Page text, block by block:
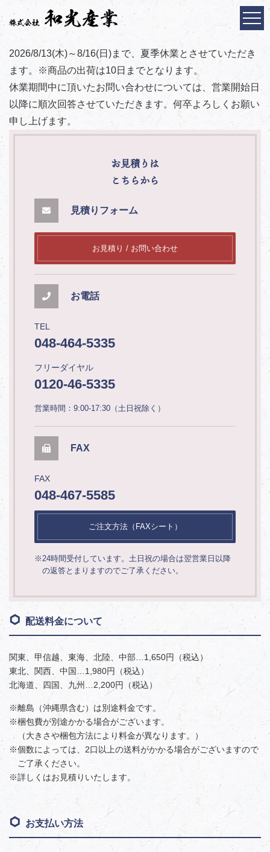
2026/8/13(木)～8/16(日)まで、夏季休業とさせていただき
ます。※商品の出荷は10日までとなります。
休業期間中に頂いたお問い合わせについては、営業開始日
以降に順次回答させていただきます。何卒よろしくお願い
申し上げます。
お見積りは
こちらから
見積りフォーム
お見積り / お問い合わせ
お電話
TEL
048-464-5335
フリーダイヤル
0120-46-5335
営業時間：9:00-17:30（土日祝除く）
FAX
FAX
048-467-5585
ご注文方法（FAXシート）
※24時間受付しています。土日祝の場合は翌営業日以降
の返答とまりますのでご了承ください。
配送料金について
関東、甲信越、東海、北陸、中部…1,650円（税込）
東北、関西、中国…1,980円（税込）
北海道、四国、九州…2,200円（税込）
※離島（沖縄県含む）は別途料金です。
※梱包費が別途かかる場合がございます。
（大きさや梱包方法により料金が異なります。）
※個数によっては、2口以上の送料がかかる場合がございますので
ご了承ください。
※詳しくはお見積りいたします。
お支払い方法